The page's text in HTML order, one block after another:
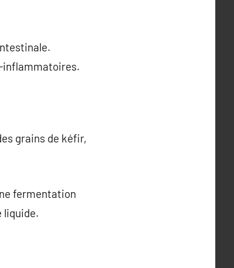
inflammatoires.
grains de kéfir,
fermentation
liquide.